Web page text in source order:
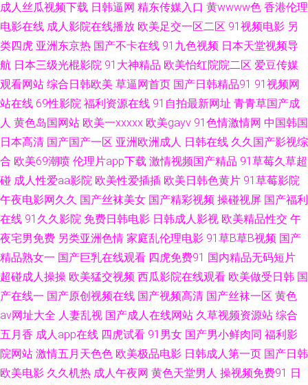
人妖伪娘在线视频 国产11页 亚洲综合自拍a片 国产av豆花 日本A网址 欧洲爽
爽网 激情色色综合导航 性爱综合区 美国色伦a片 日韩中文字幕 久草资源福
利 免费观看网站91 A片福利 天美91 久久视频老司机 成人精品欧美 无码免费
11p 黄污网站 四虎永久蜜 日本成人A片网站 91看黄下 丝袜性爱免费视频 超
婷婷婷 福利大香蕉网 黑丝诱惑av 日韩情侣av 在线视频91 国产对白清晰 欧
美A√ www福利姬 最新A片网址 超碰超碰人人 亚洲国产无AV码 丝袜美足 97
在线观看 另类影音 福利内射官网 青娱乐91论坛 91黑丝视频 TS紫苑在线观
看 国产资源网 91啦中文在线伦 91av福利 超碰论理 国产国产国产自拍 日本
视频91 51视频福利 韩日VA 俺去也视频 欧美激情28p 尤物喷水 日本激情视
频 97亚洲中文 91社欧美 伦理片一二三 99热超碰国产 人人操熟妇 五月天色
成人丝瓜视频下载 日韩逼网 精东传媒入口 黄wwww色 香港伦理
电影在线 成人影院在线播放 欧美足交一区二区 91视频电影 另
类四虎 亚洲东京热 国产不卡在线 91九色视频 日本天堂视频导
航 日本三级光棍影院 91大神精品 欧美怡红院院二区 爱豆传媒
观看网站 综合日韩欧美 草逼网首页 国产日韩精品91 91视频网
站在线 69性影院 福利资源在线 91自拍最新网址 青青草国产成
人 黄色岛国网站 欧美一xxxxx 欧美gayv 91色情激情网 中国韩国
日本高清 国产国产一区 亚洲欧洲成人 日韩在线 久久国产影视综
合 欧美69潮喷 伦理片app下载 激情视频国产精品 91草莓久草超
碰 成人性爱aa影院 欧美性爱插插 欧美日韩色黄片 91草莓影院
午夜电影网久久 国产丝袜美女 国产精彩视频 操碰视屏 国产福利
在线 91久久影院 免费日韩电影 日韩成人影视 欧美精品性交 午
夜宅男免费 另类亚洲色情 家庭乱伦理电影 91草B草B视频 国产
精品熟女一 国产巨乳在线观看 四虎免费91 国内精品无码短片
超碰成人操操 欧美猛交视频 西瓜影院在线观看 欧美做受日韩 国
产在线一 国产原创视频在线 国产视频高清 国产丝袜一区 黄色
av网址大全 人妻乱视 国产成人在线网站 久草视频资源站 综合
五月香 成人app在线 四虎试看 91男女 国产男小鲜肉同 福利影
院网站 激情五月天色色 欧美极品电影 日韩成人第一页 国产日韩
欧美电影 久久机热 成人午夜网 黄色天堂男人 操视频免费91 日